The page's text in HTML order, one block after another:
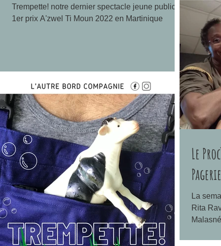
Trempette! notre dernier spectacle jeune public
1er prix A'zwel Ti Moun 2022 en Martinique
Le
Pagerie
La
Rita